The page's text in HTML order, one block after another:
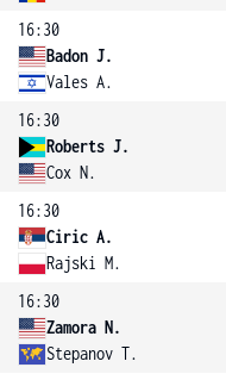
16:30
Badon J.
Vales A.
16:30
Roberts J.
Cox N.
16:30
Ciric A.
Rajski M.
16:30
Zamora N.
Stepanov T.